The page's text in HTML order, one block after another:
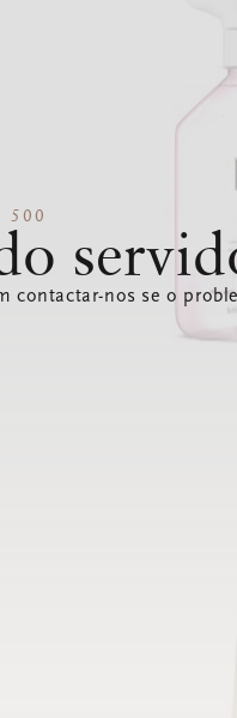
500
contactar-nos se o